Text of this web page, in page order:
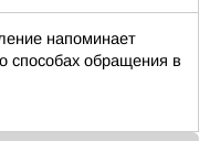
напоминает
способах обращения в